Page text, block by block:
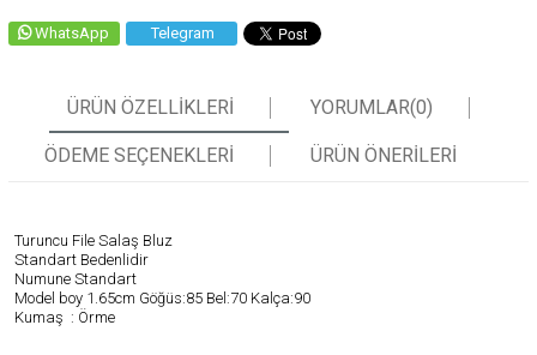
WhatsApp Telegram
ÜRÜN ÖZELLIKLERI YORUMLAR(0)
ÖDEME SEÇENEKLERI ÜRÜN ÖNERILERI
Turuncu File Salaş Bluz
Standart Bedenlidir
Numune Standart
Model boy 1.65cm Göğüs:85 Bel:70 Kalça:90
Kumaş : Örme